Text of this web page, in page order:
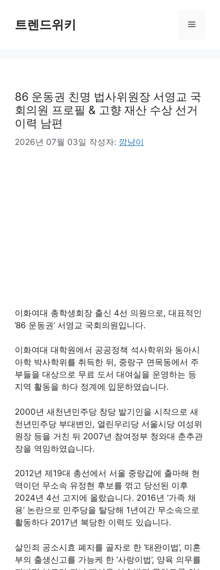
트렌드위키 메
86 운동권 친명 법사위원장 서영교 국
회의원 프로필 & 고향 재산 수상 선거
이력 남편
2026년 07월 03일 작성자: 깜냥이
이화여대 총학생회장 출신 4선 의원으로, 대표적인
’86 운동권’ 서영교 국회의원입니다.
이화여대 대학원에서 공공정책 석사학위와 동아시
아학 박사학위를 취득한 뒤, 중랑구 면목동에서 주
부들을 대상으로 무료 도서 대여실을 운영하는 등
지역 활동을 하다 정계에 입문하였습니다.
2000년 새천년민주당 창당 발기인을 시작으로 새
천년민주당 부대변인, 열린우리당 서울시당 여성위
원장 등을 거친 뒤 2007년 참여정부 청와대 춘추관
장을 역임하였습니다.
2012년 제19대 총선에서 서울 중랑갑에 출마해 현
역이던 무소속 유정현 후보를 꺾고 당선된 이후
2024년 4선 고지에 올랐습니다. 2016년 ‘가족 채
용’ 논란으로 민주당을 탈당해 1년여간 무소속으로
활동하다 2017년 복당한 이력도 있습니다.
살인죄 공소시효 폐지를 골자로 한 ‘태완이법’, 미혼
부의 출생신고를 가능케 한 ‘사랑이법’, 양육 의무를